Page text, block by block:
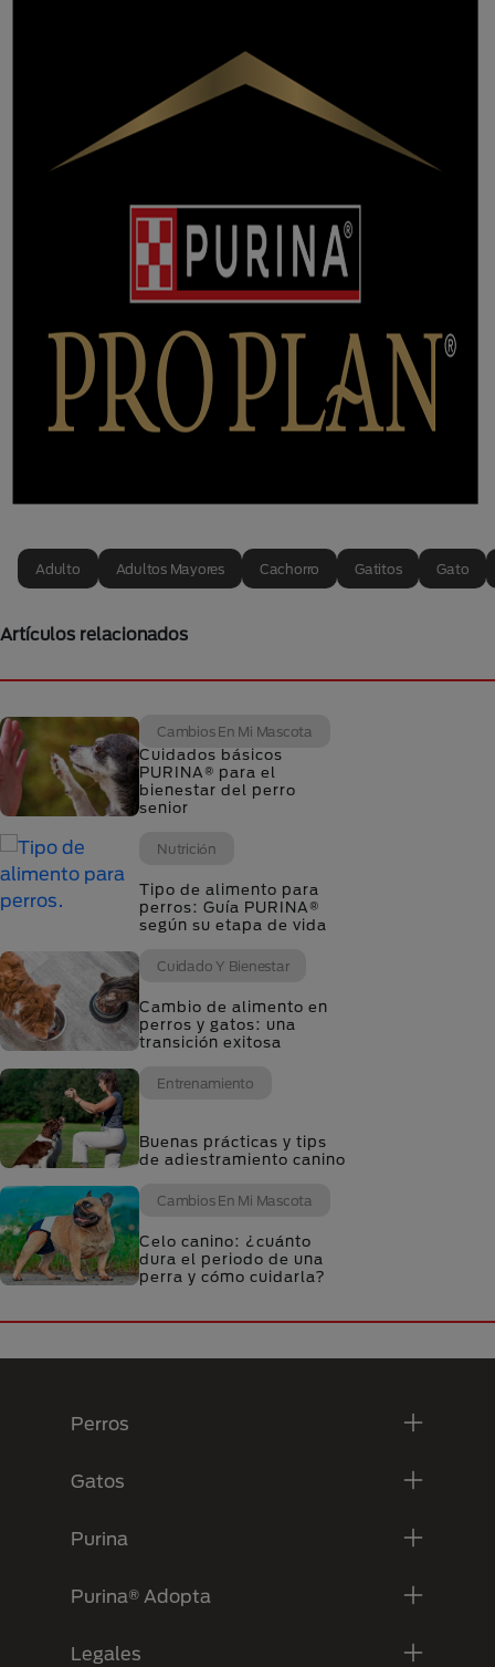
Adulto Adultos Mayores Cachorro Gatitos Gato
Artículos relacionados
Cambios En Mi Mascota
Cuidados básicos
PURINA® para el
bienestar del perro
senior
Nutrición
Tipo de alimento para
perros: Guía PURINA®
según su etapa de vida
Cuidado Y Bienestar
Cambio de alimento en
perros y gatos: una
transición exitosa
Entrenamiento
Buenas prácticas y tips
de adiestramiento canino
Cambios En Mi Mascota
Celo canino: ¿cuánto
dura el periodo de una
perra y cómo cuidarla?
Perros
Gatos
Purina
Purina® Adopta
Legales